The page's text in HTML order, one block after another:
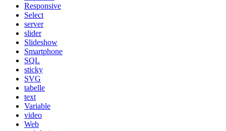
Responsive
Select
server
slider
Slideshow
Smartphone
SQL
sticky
SVG
tabelle
text
Variable
video
Web